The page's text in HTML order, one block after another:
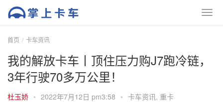
首页 卡车资讯
我的解放卡车丨顶住压力购J7跑冷链，
3年行驶70多万公里！
杜玉娇 • 2022年7月12日 pm3:58 • 卡车资讯, 重卡